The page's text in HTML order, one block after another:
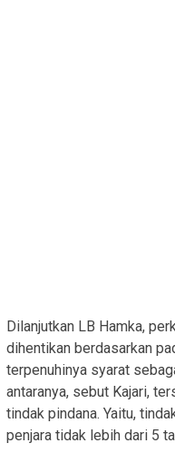
Dilanjutkan LB Hamka,
dihentikan berdasarkan
terpenuhinya syarat
antaranya, sebut Kajari,
tindak pindana. Yaitu,
penjara tidak lebih dari 5